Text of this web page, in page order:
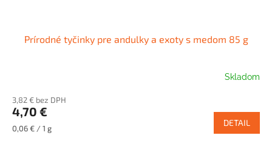
Prírodné tyčinky pre andulky a exoty s medom 85 g
Skladom
3,82 € bez DPH
4,70 €
Jednotková
0,06 € / 1 g
DETAIL